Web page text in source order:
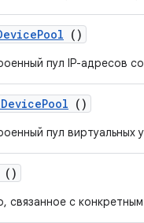
Pool ()
пул IP-адресов
DevicePool ()
пул виртуальных
()
связанное с